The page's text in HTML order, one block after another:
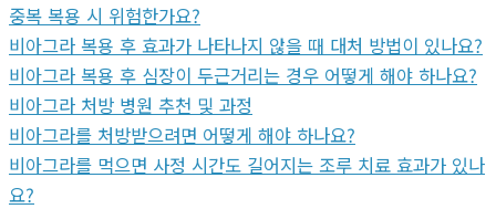
중복 복용 시 위험한가요?
비아그라 복용 후 효과가 나타나지 않을 때 대처 방법이 있나요?
비아그라 복용 후 심장이 두근거리는 경우 어떻게 해야 하나요?
비아그라 처방 병원 추천 및 과정
비아그라를 처방받으려면 어떻게 해야 하나요?
비아그라를 먹으면 사정 시간도 길어지는 조루 치료 효과가 있나
요?